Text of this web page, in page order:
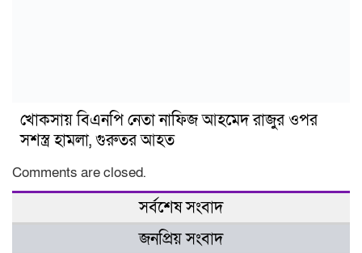
খোকসায় বিএনপি নেতা নাফিজ আহমেদ রাজুর ওপর
সশস্ত্র হামলা, গুরুতর আহত
Comments are closed.
সর্বশেষ সংবাদ
জনপ্রিয় সংবাদ